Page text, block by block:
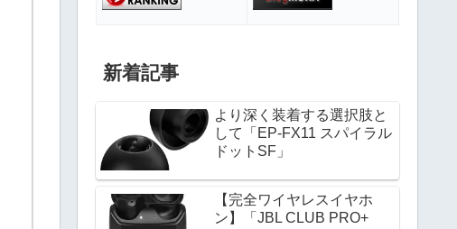
新着記事
より深く装着する選択肢と
して「EP-FX11 スパイラル
ドットSF」
【完全ワイヤレスイヤホ
ン】「JBL CLUB PRO+